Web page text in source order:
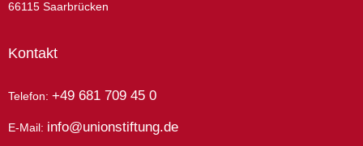
66115 Saarbrücken
Kontakt
Telefon: +49 681 709 45 0
E-Mail: info@unionstiftung.de